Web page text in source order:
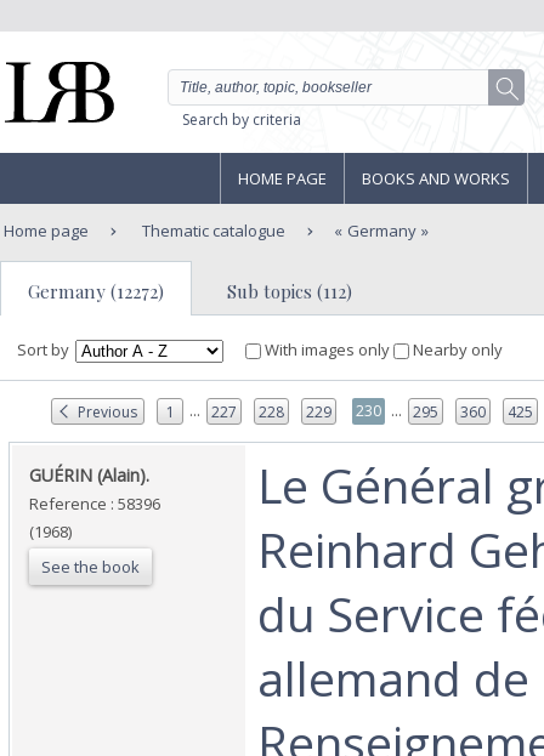
Search by criteria
HOME PAGE BOOKS AND WORKS
Home page Thematic catalogue Germany
Germany (12272) Sub topics (112)
Sort by With images only Nearby only
Previous 1 ... 227 228 229 230 ... 295 360 425
‎GUÉRIN (Alain).‎
Reference : 58396
(1968)
See the book
‎Le Général
Reinhard
du Service
allemand de